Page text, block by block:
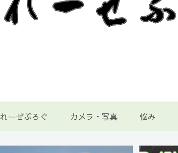
れーぜぶろぐ カメラ・写真 悩み